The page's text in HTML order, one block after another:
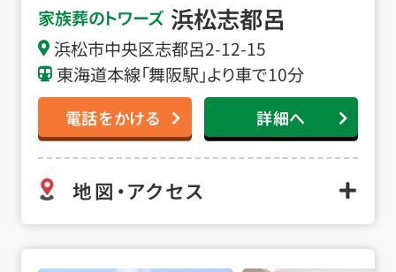
家族葬のトワーズ 浜松志都呂
浜松市中央区志都呂2-12-15
東海道本線「舞阪駅」より車で10分
電話をかける 詳細へ
地図・アクセス